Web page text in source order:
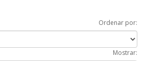
Ordenar por:
Mostrar: